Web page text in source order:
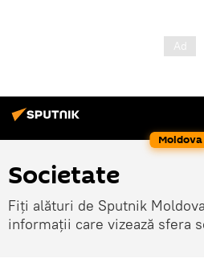
Moldova
Societate
Fiți alături de Sputnik
informații care vizează sfera